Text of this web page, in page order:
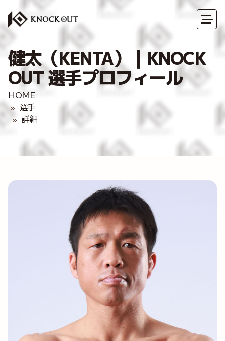
健太（KENTA）｜KNOCK
OUT 選手プロフィール
HOME
選手
詳細